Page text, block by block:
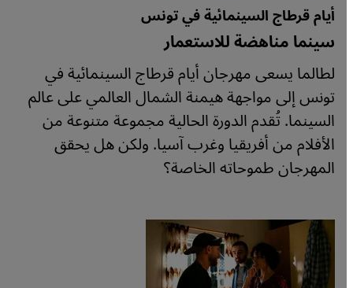
أيام قرطاج السينمائية في تونس
سينما مناهضة للاستعمار
لطالما يسعى مهرجان أيام قرطاج السينمائية في
تونس إلى مواجهة هيمنة الشمال العالمي على عالم
السينما. تُقدم الدورة الحالية مجموعة متنوعة من
الأفلام من أفريقيا وغرب آسيا. ولكن هل يحقق
المهرجان طموحاته الخاصة؟